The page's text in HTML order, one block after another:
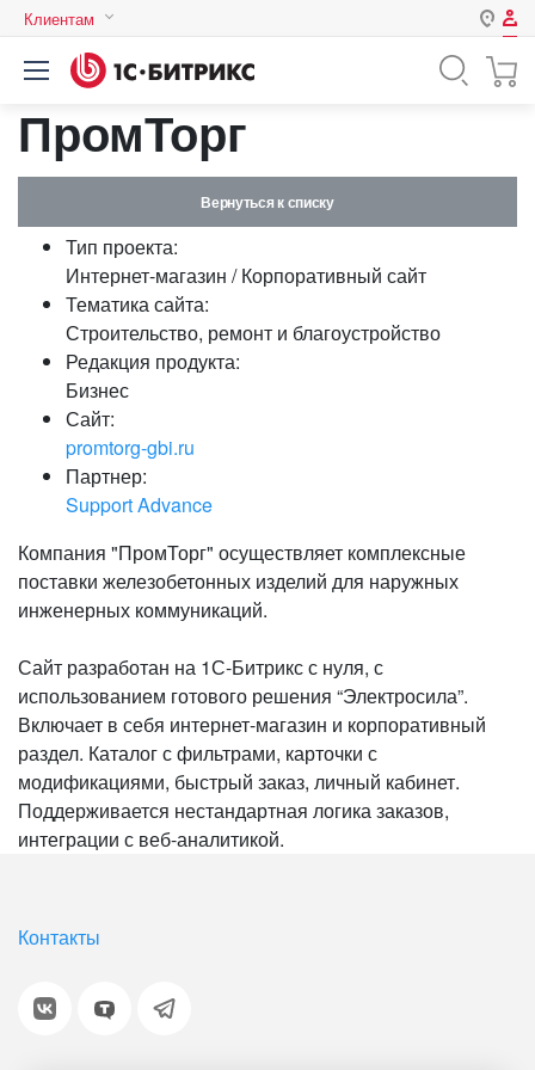
Клиентам
Авторизация
Логин
Пароль
Запомнить меня на этом
или войдите с помощью
ПромТорг
Вернуться к списку
Тип проекта:
Интернет-магазин / Корпоративный сайт
Тематика сайта:
Строительство, ремонт и благоустройство
Редакция продукта:
Бизнес
Сайт:
promtorg-gbi.ru
Партнер:
Support Advance
Компания "ПромТорг" осуществляет комплексные
поставки железобетонных изделий для наружных
инженерных коммуникаций.
Сайт разработан на 1С-Битрикс с нуля, с
использованием готового решения “Электросила”.
Включает в себя интернет-магазин и корпоративный
раздел. Каталог с фильтрами, карточки с
модификациями, быстрый заказ, личный кабинет.
Поддерживается нестандартная логика заказов,
интеграции с веб-аналитикой.
Контакты